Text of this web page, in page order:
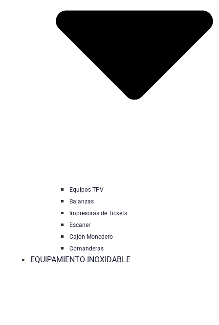
Equipos TPV
Balanzas
Impresoras de Tickets
Escaner
Cajón Monedero
Comanderas
EQUIPAMIENTO INOXIDABLE